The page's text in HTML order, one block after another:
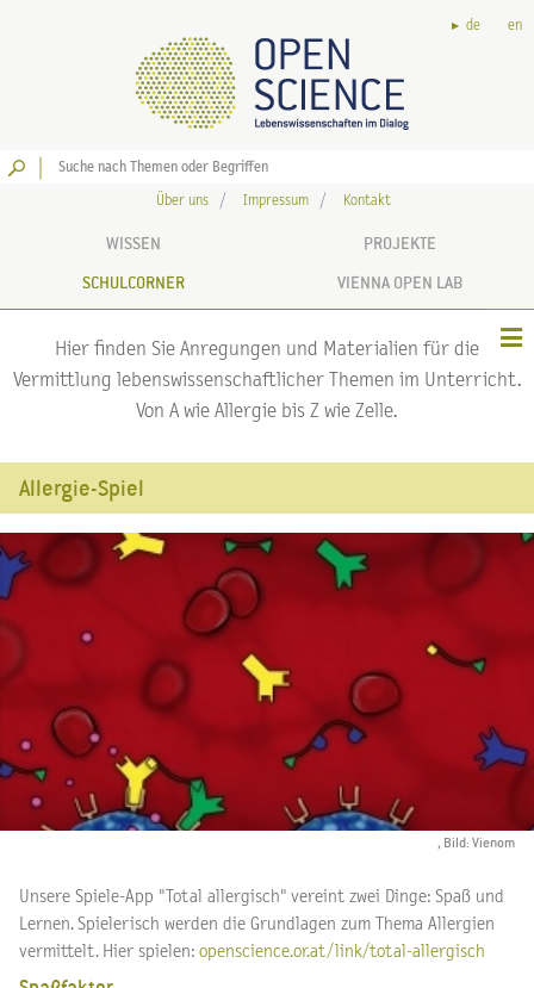
de en
Über uns Impressum Kontakt
WISSEN PROJEKTE
SCHULCORNER VIENNA OPEN LAB
Hier finden Sie Anregungen und Materialien für die
Vermittlung lebenswissenschaftlicher Themen im Unterricht.
Von A wie Allergie bis Z wie Zelle.
Allergie-Spiel
, Bild: Vienom
Unsere Spiele-App "Total allergisch" vereint zwei Dinge: Spaß und
Lernen. Spielerisch werden die Grundlagen zum Thema Allergien
vermittelt. Hier spielen: openscience.or.at/link/total-allergisch